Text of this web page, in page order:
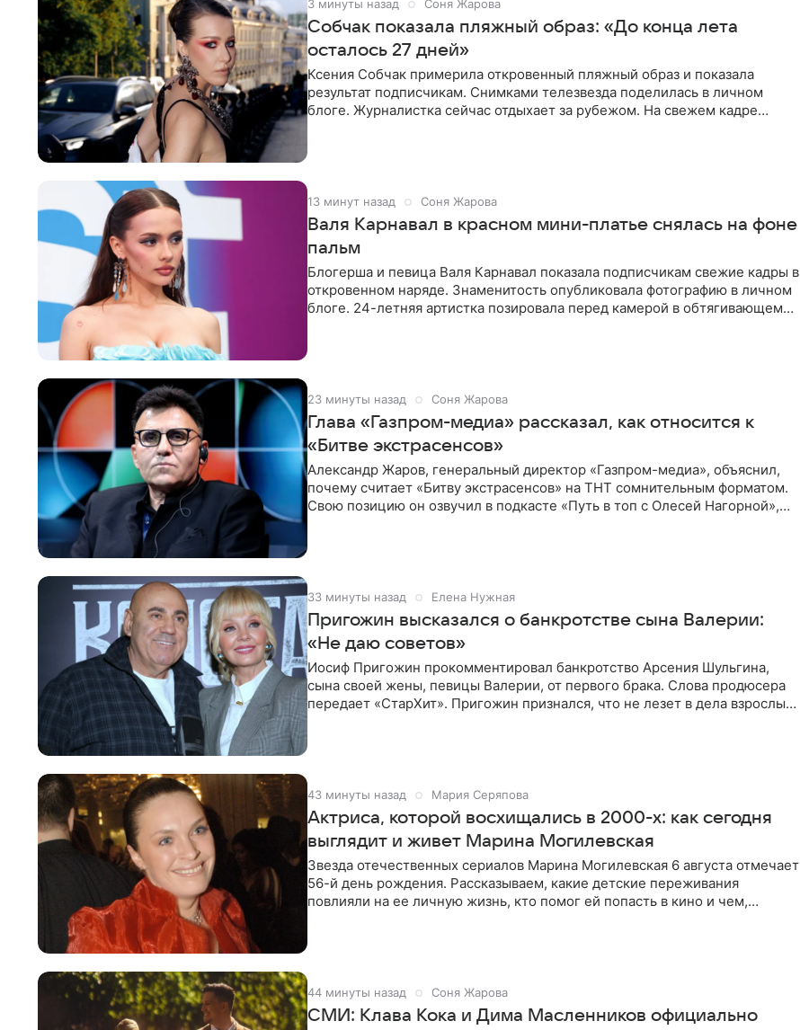
3 минуты назад Соня Жарова
Собчак показала пляжный образ: «До конца лета
осталось 27 дней»
Ксения Собчак примерила откровенный пляжный образ и показала
результат подписчикам. Снимками телезвезда поделилась в личном
блоге. Журналистка сейчас отдыхает за рубежом. На свежем кадре
13 минут назад Соня Жарова
Валя Карнавал в красном мини-платье снялась на фоне
пальм
Блогерша и певица Валя Карнавал показала подписчикам свежие кадры в
откровенном наряде. Знаменитость опубликовала фотографию в личном
блоге. 24-летняя артистка позировала перед камерой в обтягивающем
23 минуты назад Соня Жарова
Глава «Газпром-медиа» рассказал, как относится к
«Битве экстрасенсов»
Александр Жаров, генеральный директор «Газпром-медиа», объяснил,
почему считает «Битву экстрасенсов» на ТНТ сомнительным форматом.
Свою позицию он озвучил в подкасте «Путь в топ с Олесей Нагорной»,
33 минуты назад Елена Нужная
Пригожин высказался о банкротстве сына Валерии:
«Не даю советов»
Иосиф Пригожин прокомментировал банкротство Арсения Шульгина,
сына своей жены, певицы Валерии, от первого брака. Слова продюсера
передает «СтарХит». Пригожин признался, что не лезет в дела взрослых
43 минуты назад Мария Серяпова
Актриса, которой восхищались в 2000-х: как сегодня
выглядит и живет Марина Могилевская
Звезда отечественных сериалов Марина Могилевская 6 августа отмечает
56-й день рождения. Рассказываем, какие детские переживания
повлияли на ее личную жизнь, кто помог ей попасть в кино и чем,
44 минуты назад Соня Жарова
СМИ: Клава Кока и Дима Масленников официально